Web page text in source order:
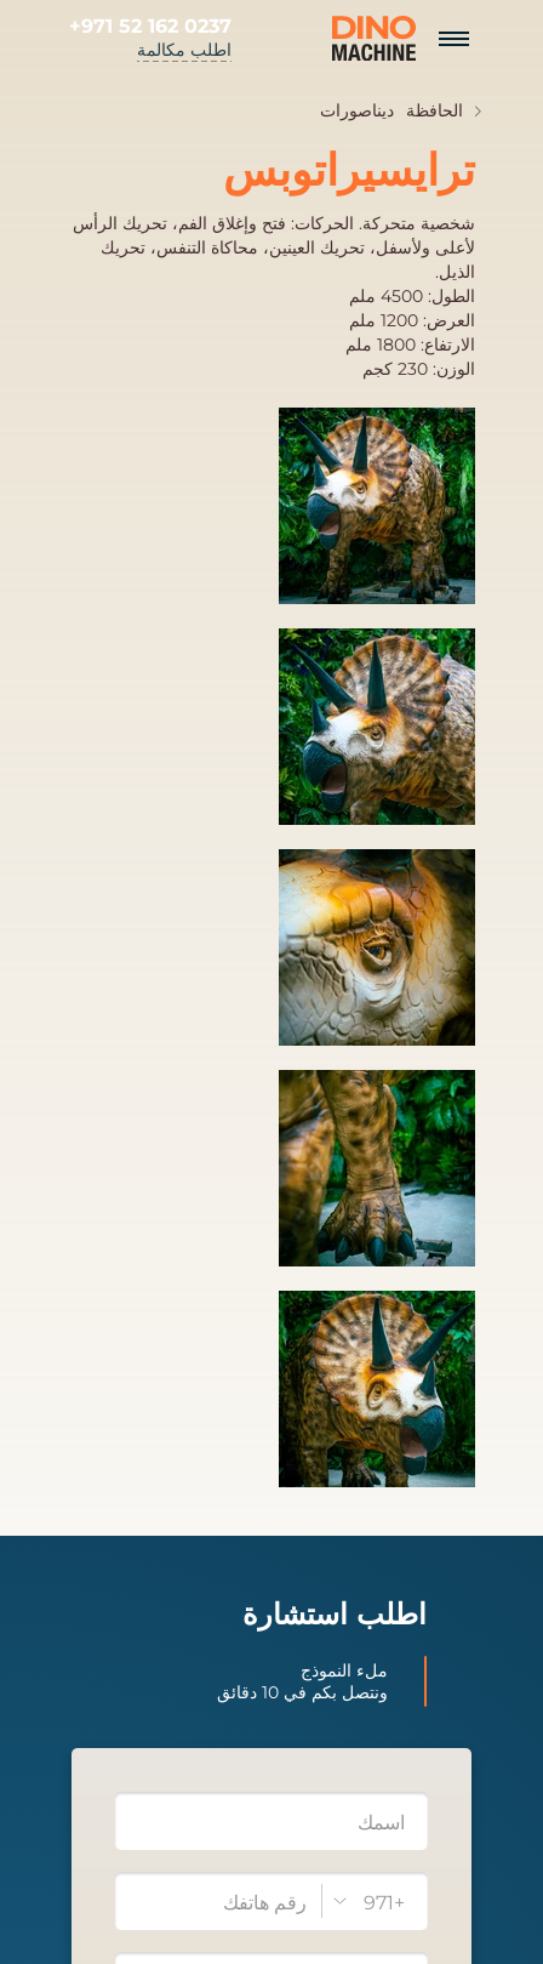
+971 52 162 0237
اطلب مكالمة
الحافظة ديناصورات
ترايسيراتوبس
شخصية متحركة. الحركات: فتح وإغلاق الفم، تحريك الرأس
لأعلى ولأسفل، تحريك العينين، محاكاة التنفس، تحريك
الذيل.
الطول: 4500 ملم
العرض: 1200 ملم
الارتفاع: 1800 ملم
الوزن: 230 كجم
اطلب استشارة
ملء النموذج
ونتصل بكم في 10 دقائق
+971